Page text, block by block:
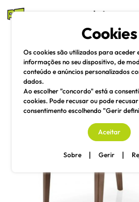
mesas e cadeiras
Pesquisa
Cookies
Os cookies são utilizados para aceder
informações no seu dispositivo, de
conteúdo e anúncios personalizados
dados.
Ao escolher "concordo" está a
cookies. Pode recusar ou pode
consentimento escolhendo "Gerir
Aceitar
Sobre | Gerir |